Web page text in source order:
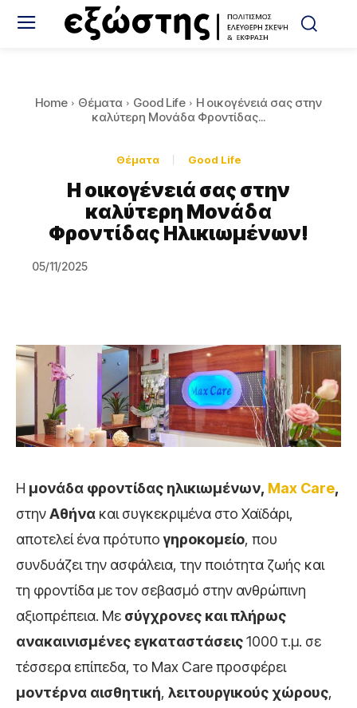
Home Θέματα Good Life
Η οικογένειά σας στην
καλύτερη Μονάδα Φροντίδας...
Θέματα Good Life
Η οικογένειά σας στην
καλύτερη Μονάδα
Φροντίδας Ηλικιωμένων!
05/11/2025
Η μονάδα φροντίδας ηλικιωμένων, Max Care,
στηνΑθήνα και συγκεκριμένα στο Χαϊδάρι,
αποτελεί ένα πρότυπογηροκομείο, που
συνδυάζει την ασφάλεια, την ποιότητα ζωής και
τη φροντίδα με τον σεβασμό στην ανθρώπινη
αξιοπρέπεια. Με σύγχρονες και πλήρως
ανακαινισμένες εγκαταστάσεις1000 τ.μ. σε
τέσσερα επίπεδα, το Max Care προσφέρει
μοντέρνα αισθητική, λειτουργικούς χώρους,